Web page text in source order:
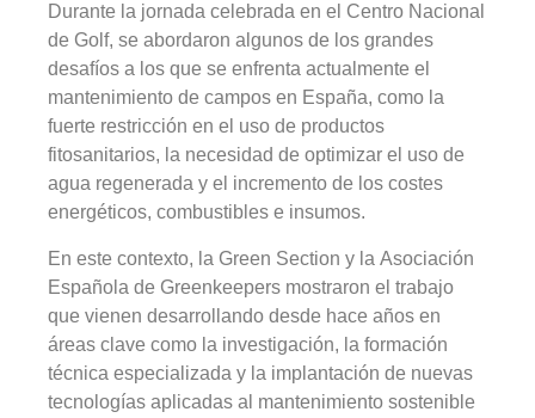
Durante la jornada celebrada en el Centro Nacional
de Golf, se abordaron algunos de los grandes
desafíos a los que se enfrenta actualmente el
mantenimiento de campos en España, como la
fuerte restricción en el uso de productos
fitosanitarios, la necesidad de optimizar el uso de
agua regenerada y el incremento de los costes
energéticos, combustibles e insumos.
En este contexto, la Green Section y la Asociación
Española de Greenkeepers mostraron el trabajo
que vienen desarrollando desde hace años en
áreas clave como la investigación, la formación
técnica especializada y la implantación de nuevas
tecnologías aplicadas al mantenimiento sostenible